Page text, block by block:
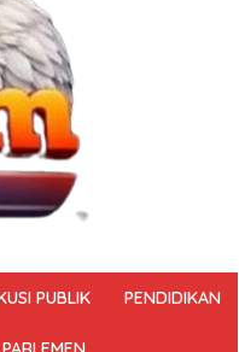
PUBLIK PENDIDIKAN